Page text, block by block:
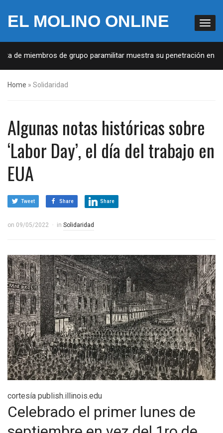
EL MOLINO ONLINE
miembros de grupo paramilitar muestra su penetración en la
Home » Solidaridad
Algunas notas históricas sobre
‘Labor Day’, el día del trabajo en
EUA
Tweet Share Share
on 09/05/2022 in Solidaridad
cortesía publish.illinois.edu
Celebrado el primer lunes de